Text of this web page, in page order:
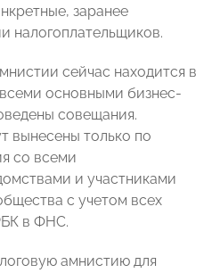
заранее
налогоплательщиков.
сейчас находится в
основными бизнес-
совещания.
вынесены только по
со всеми
и участниками
с учетом всех
в ФНС.
амнистию для